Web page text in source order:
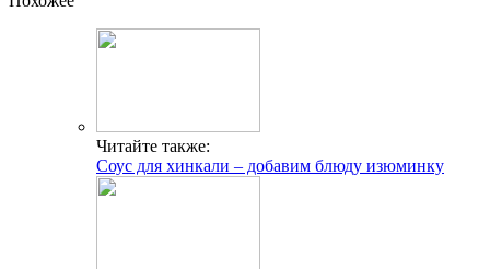
Читайте также:
Соус для хинкали – добавим блюду изюминку